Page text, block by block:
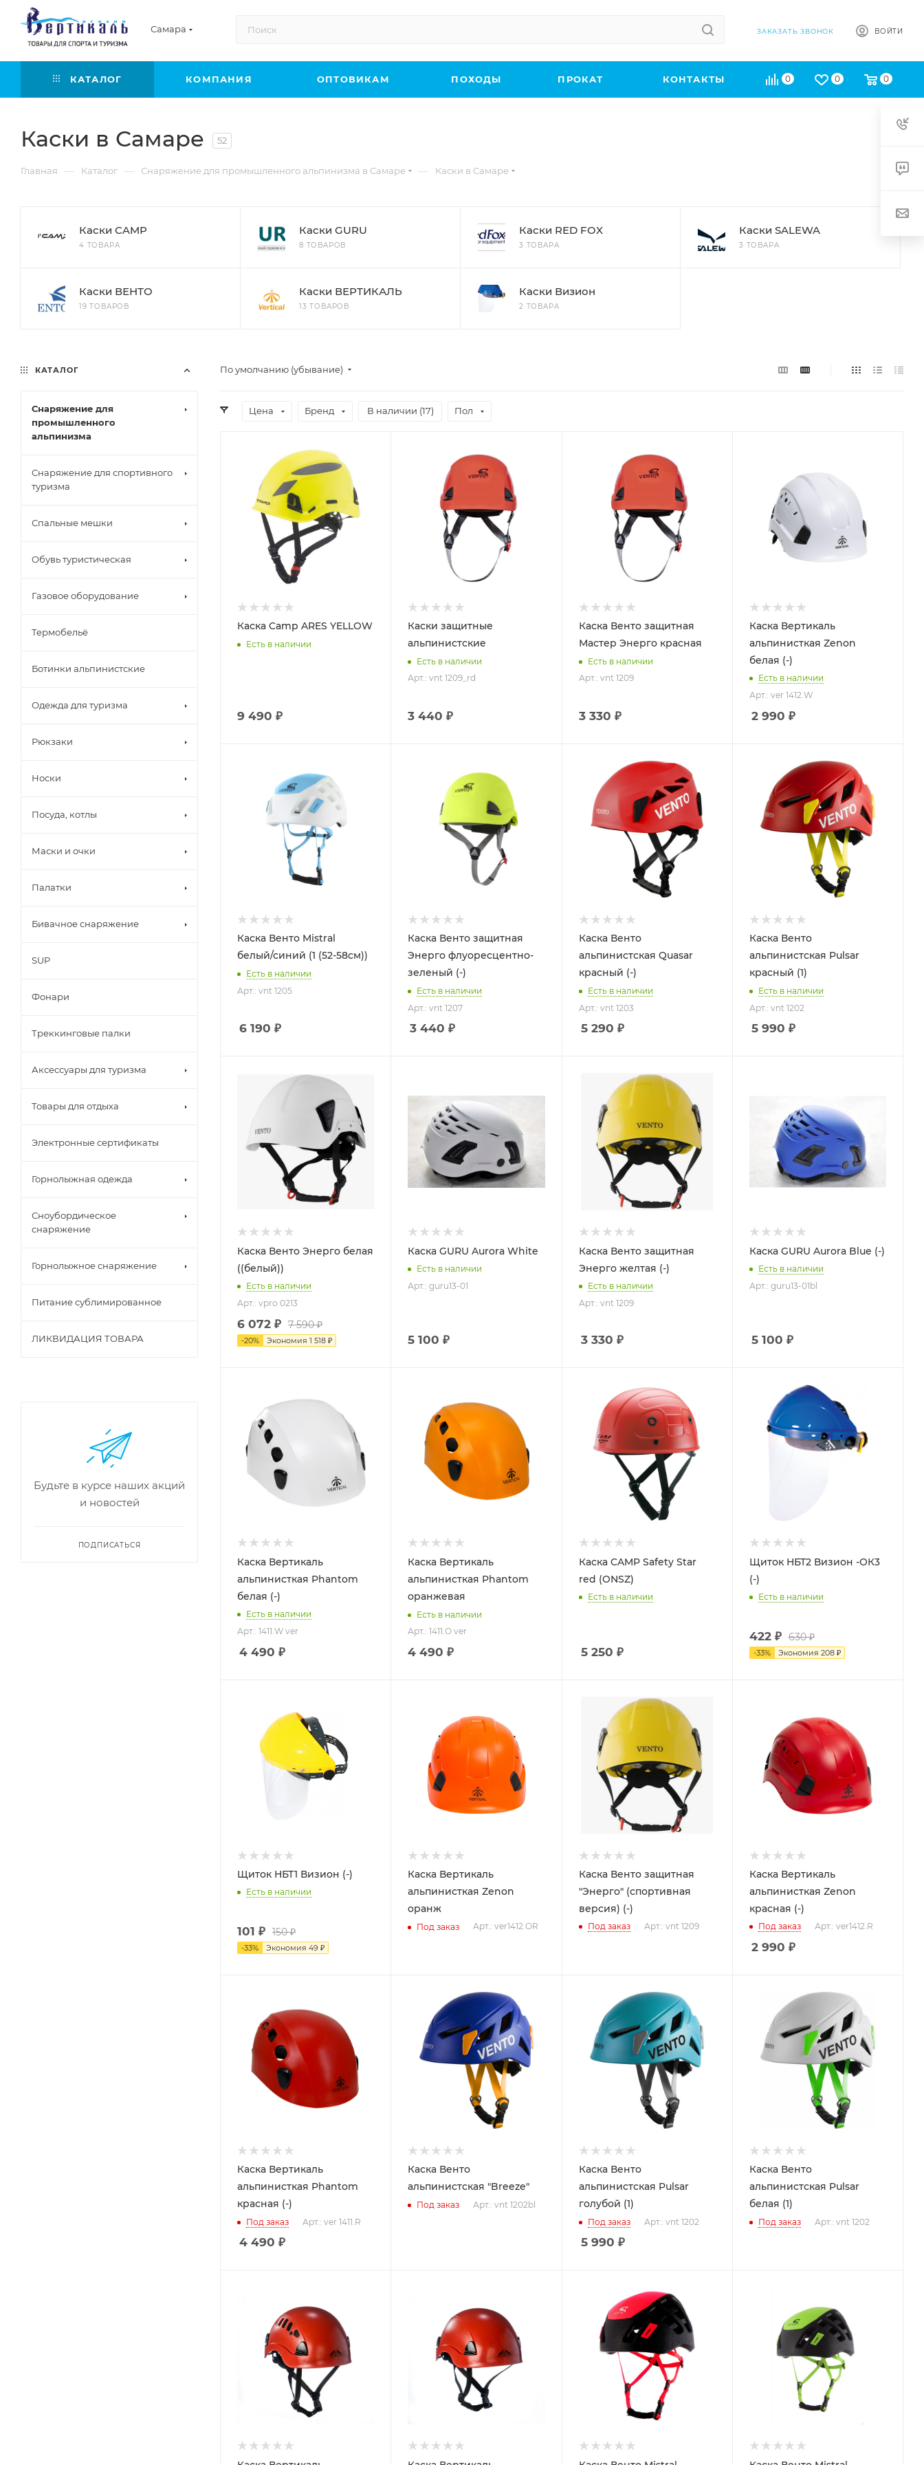
Самара ЗАКАЗАТЬ ЗВОНОК ВОЙТИ
0 0 0
КАТАЛОГ КОМПАНИЯ ОПТОВИКАМ ПОХОДЫ ПРОКАТ КОНТАКТЫ
Каски в Самаре 52
Главная — Каталог — Снаряжение для промышленного альпинизма в Самаре — Каски в Самаре
Каски CAMP
4 ТОВАРА
Каски GURU
8 ТОВАРОВ
Каски RED FOX
3 ТОВАРА
Каски SALEWA
3 ТОВАРА
Каски ВЕНТО
19 ТОВАРОВ
Каски ВЕРТИКАЛЬ
13 ТОВАРОВ
Каски Визион
2 ТОВАРА
По умолчанию (убывание)
Цена Бренд В наличии (17) Пол
Каска Camp ARES YELLOW
Есть в наличии
9 490 ₽
Каски защитные
альпинистские
Есть в наличии
Арт.: vnt 1209_rd
3 440 ₽
Каска Венто защитная
Мастер Энерго красная
Есть в наличии
Арт.: vnt 1209
3 330 ₽
Каска Вертикаль
альпинисткая Zenon
белая (-)
Есть в наличии
Арт.: ver 1412.W
2 990 ₽
Каска Венто Mistral
белый/синий (1 (52-58см))
Есть в наличии
Арт.: vnt 1205
6 190 ₽
Каска Венто защитная
Энерго флуоресцентно-
зеленый (-)
Есть в наличии
Арт.: vnt 1207
3 440 ₽
Каска Венто
альпинистская Quasar
красный (-)
Есть в наличии
Арт.: vnt 1203
5 290 ₽
Каска Венто
альпинистская Pulsar
красный (1)
Есть в наличии
Арт.: vnt 1202
5 990 ₽
Каска Венто Энерго белая
((белый))
Есть в наличии
Арт.: vpro 0213
6 072 ₽ 7 590₽
-20% Экономия 1 518 ₽
Каска GURU Aurora White
Есть в наличии
Арт.: guru13-01
5 100 ₽
Каска Венто защитная
Энерго желтая (-)
Есть в наличии
Арт.: vnt 1209
3 330 ₽
Каска GURU Aurora Blue (-)
Есть в наличии
Арт.: guru13-01bl
5 100 ₽
Каска Вертикаль
альпинисткая Phantom
белая (-)
Есть в наличии
Арт.: 1411.W ver
4 490 ₽
Каска Вертикаль
альпинисткая Phantom
оранжевая
Есть в наличии
Арт.: 1411.O ver
4 490 ₽
Каска CAMP Safety Star
red (ONSZ)
Есть в наличии
5 250 ₽
Щиток НБТ2 Визион -ОК3
(-)
Есть в наличии
422₽ 630₽
-33% Экономия 208₽
Щиток НБТ1 Визион (-)
Есть в наличии
101 ₽ 150₽
-33% Экономия 49 ₽
Каска Вертикаль
альпинисткая Zenon
оранж
Под заказ Арт.: ver1412.OR
Каска Венто защитная
"Энерго" (спортивная
версия) (-)
Под заказ Арт.: vnt 1209
Каска Вертикаль
альпинисткая Zenon
красная (-)
Под заказ Арт.: ver1412.R
2 990 ₽
Каска Вертикаль
альпинисткая Phantom
красная (-)
Под заказ Арт.: ver 1411.R
4 490 ₽
Каска Венто
альпинистская "Breeze"
Под заказ Арт.: vnt 1202bl
Каска Венто
альпинистская Pulsar
голубой (1)
Под заказ Арт.: vnt 1202
5 990 ₽
Каска Венто
альпинистская Pulsar
белая (1)
Под заказ Арт.: vnt 1202
КАТАЛОГ
Снаряжение для
промышленного
альпинизма
Снаряжение для спортивного
туризма
Спальные мешки
Обувь туристическая
Газовое оборудование
Термобельё
Ботинки альпинистские
Одежда для туризма
Рюкзаки
Носки
Посуда, котлы
Маски и очки
Палатки
Бивачное снаряжение
SUP
Фонари
Треккинговые палки
Аксессуары для туризма
Товары для отдыха
Электронные сертификаты
Горнолыжная одежда
Сноубордическое
снаряжение
Горнолыжное снаряжение
Питание сублимированное
ЛИКВИДАЦИЯ ТОВАРА
Будьте в курсе наших акций
и новостей
ПОДПИСАТЬСЯ